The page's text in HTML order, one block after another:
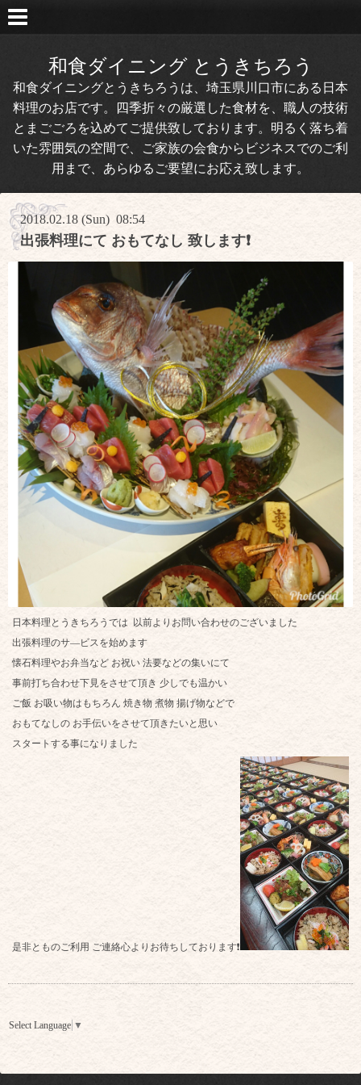
和食ダイニング とうきちろう
和食ダイニングとうきちろうは、埼玉県川口市にある日本
料理のお店です。四季折々の厳選した食材を、職人の技術
とまごごろを込めてご提供致しております。明るく落ち着
いた雰囲気の空間で、ご家族の会食からビジネスでのご利
用まで、あらゆるご要望にお応え致します。
2018.02.18 (Sun) 08:54
出張料理にて おもてなし 致します❗
日本料理とうきちろうでは 以前よりお問い合わせのございました
出張料理のサ―ビスを始めます
懐石料理やお弁当など お祝い 法要などの集いにて
事前打ち合わせ下見をさせて頂き 少しでも温かい
ご飯 お吸い物はもちろん 焼き物 煮物 揚げ物などで
おもてなしの お手伝いをさせて頂きたいと思い
スタートする事になりました
是非とものご利用 ご連絡心よりお待ちしております❗
Select Language ▼